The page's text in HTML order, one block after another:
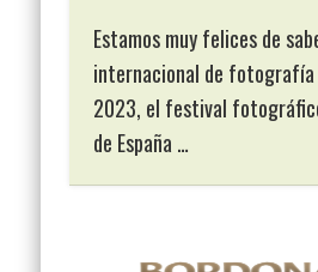
Estamos muy felices de
internacional de fotografía
2023, el festival
de España …